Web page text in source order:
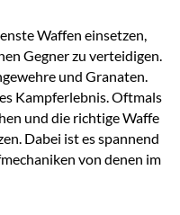
Waffen einsetzen,
Gegner zu verteidigen.
und Granaten.
Kampferlebnis. Oftmals
und die richtige Waffe
Dabei ist es spannend
von denen im